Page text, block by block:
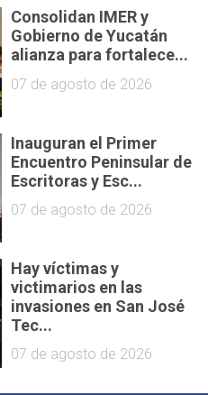
Consolidan IMER y
Gobierno de Yucatán
alianza para fortalece...
07 de agosto de 2026
Inauguran el Primer
Encuentro Peninsular de
Escritoras y Esc...
07 de agosto de 2026
Hay víctimas y
victimarios en las
invasiones en San José
Tec...
07 de agosto de 2026